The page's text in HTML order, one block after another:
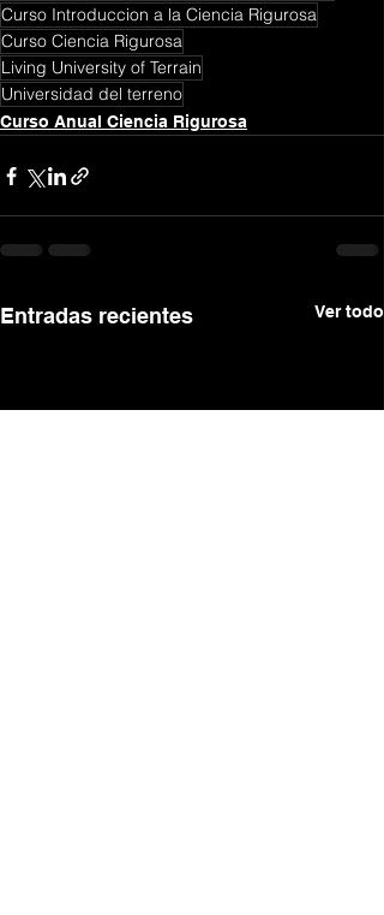
Curso Introduccion a la Ciencia Rigurosa
Curso Ciencia Rigurosa
Living University of Terrain
Universidad del terreno
Curso Anual Ciencia Rigurosa
Entradas recientes Ver todo